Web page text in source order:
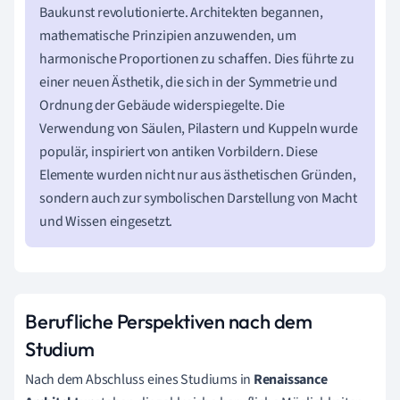
Baukunst revolutionierte. Architekten begannen,
mathematische Prinzipien anzuwenden, um
harmonische Proportionen zu schaffen. Dies führte zu
einer neuen Ästhetik, die sich in der Symmetrie und
Ordnung der Gebäude widerspiegelte. Die
Verwendung von Säulen, Pilastern und Kuppeln wurde
populär, inspiriert von antiken Vorbildern. Diese
Elemente wurden nicht nur aus ästhetischen Gründen,
sondern auch zur symbolischen Darstellung von Macht
und Wissen eingesetzt.
Berufliche Perspektiven nach dem
Studium
Nach dem Abschluss eines Studiums in Renaissance